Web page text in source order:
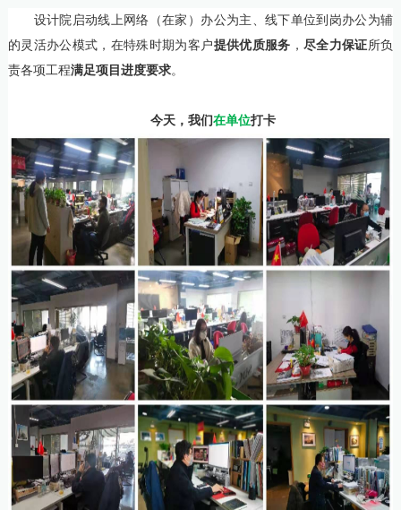
设计院启动线上网络（在家）办公为主、线下单位到岗办公为辅
的灵活办公模式，在特殊时期为客户提供优质服务 ， 尽全力保证所负
责各项工程满足项目进度要求。
今天，我们在单位打卡